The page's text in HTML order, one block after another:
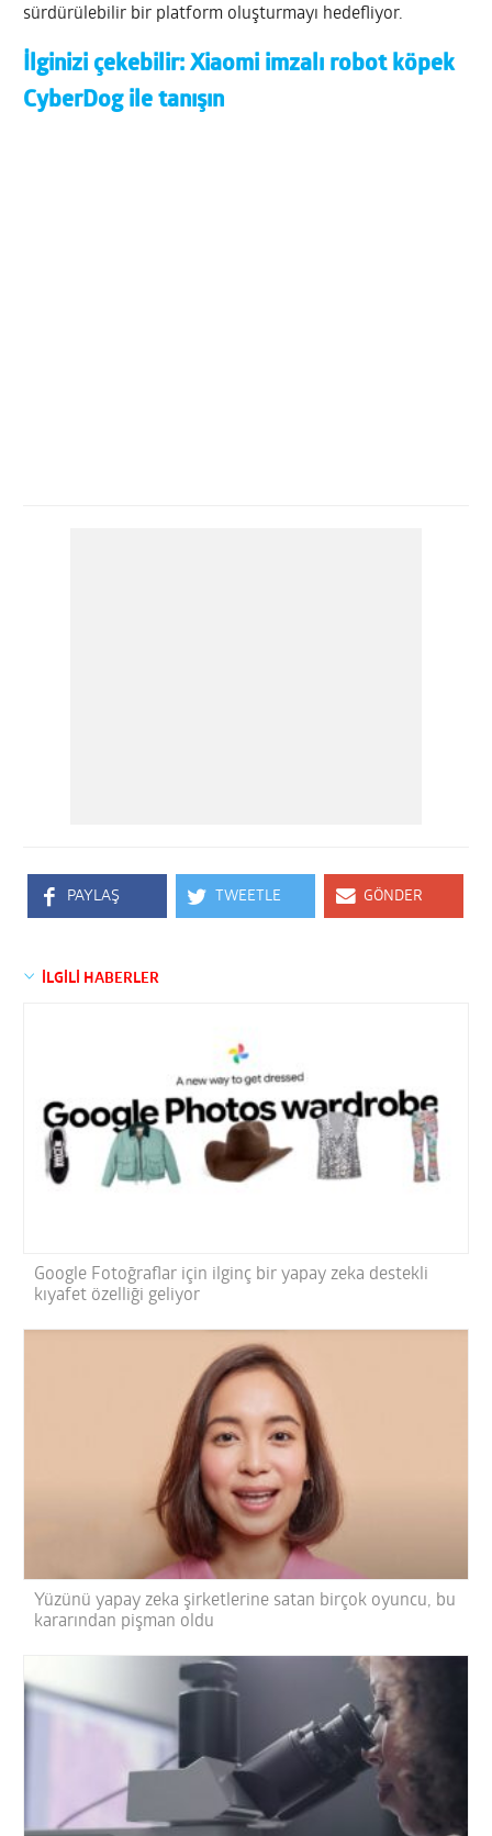
sürdürülebilir bir platform oluşturmayı hedefliyor.
İlginizi çekebilir:Xiaomi imzalı robot köpek
CyberDog ile tanışın
PAYLAŞ TWEETLE GÖNDER
İLGİLİ HABERLER
Google Fotoğraflar için ilginç bir yapay zeka destekli
kıyafet özelliği geliyor
Yüzünü yapay zeka şirketlerine satan birçok oyuncu, bu
kararından pişman oldu